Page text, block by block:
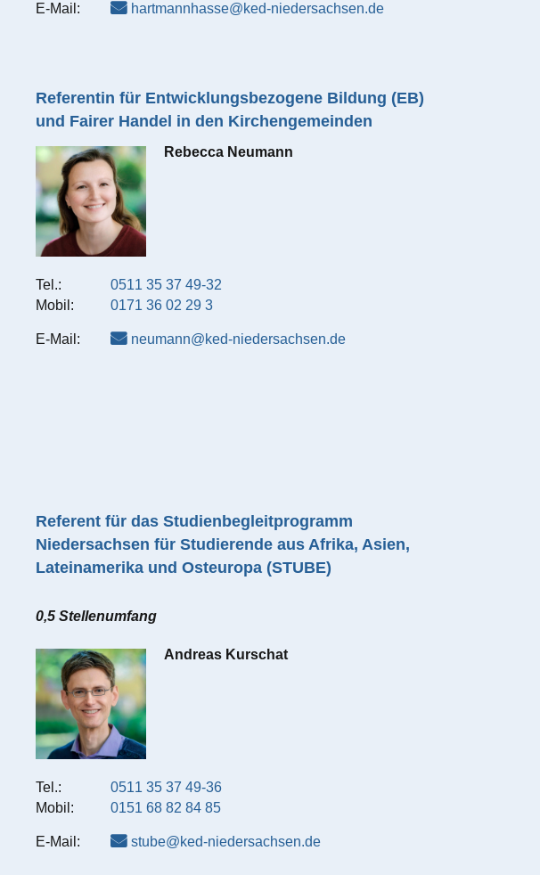
E-Mail: hartmannhasse@ked-niedersachsen.de
Referentin für Entwicklungsbezogene Bildung (EB)
und Fairer Handel in den Kirchengemeinden
Rebecca Neumann
Tel.:
0511 35 37 49-32
Mobil:
0171 36 02 29 3
E-Mail: neumann@ked-niedersachsen.de
Referent für das Studienbegleitprogramm
Niedersachsen für Studierende aus Afrika, Asien,
Lateinamerika und Osteuropa (STUBE)
0,5 Stellenumfang
Andreas Kurschat
Tel.:
0511 35 37 49-36
Mobil:
0151 68 82 84 85
E-Mail: stube@ked-niedersachsen.de